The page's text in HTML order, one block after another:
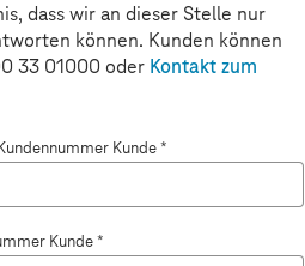
dass wir an dieser Stelle nur
können. Kunden können
33 01000 oder Kontakt zum
Kunde *
Kunde *